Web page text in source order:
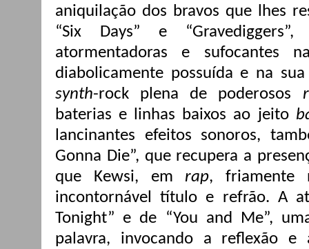
aniquilação dos bravos que lhes
“Six Days” e
atormentadoras e sufocantes
diabolicamente possuída e na
synth-rock plena de poderosos
baterias e linhas baixos ao jeito
lancinantes efeitos sonoros,
Gonna Die”, que recupera a
que Kewsi, em rap, friamente
incontornável título e refrão. A
Tonight” e de “You and Me”,
palavra, invocando a reflexão e